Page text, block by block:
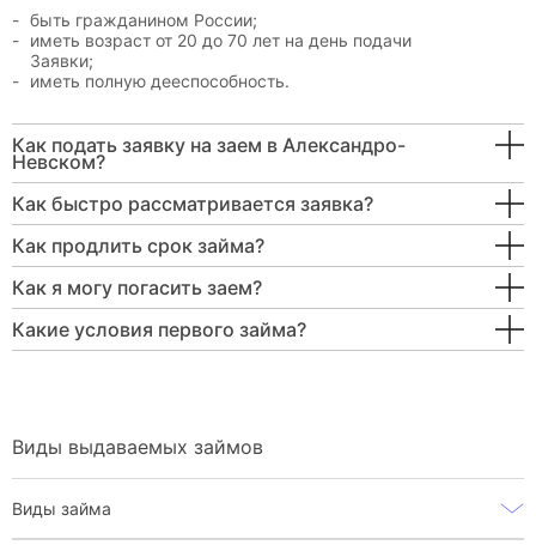
быть гражданином России;
иметь возраст от 20 до 70 лет на день подачи
Заявки;
иметь полную дееспособность.
Как подать заявку на заем в Александро-
Невском?
Как быстро рассматривается заявка?
Как продлить срок займа?
Как я могу погасить заем?
Какие условия первого займа?
Виды выдаваемых займов
Виды займа